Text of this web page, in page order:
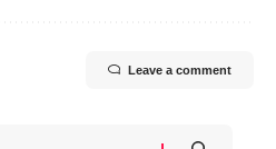
Leave a comment